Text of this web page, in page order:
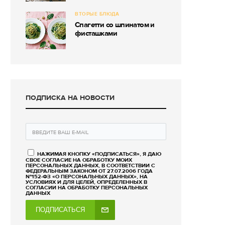
ВТОРЫЕ БЛЮДА
Спагетти со шпинатом и
фисташками
ПОДПИСКА НА НОВОСТИ
НАЖИМАЯ КНОПКУ «ПОДПИСАТЬСЯ», Я ДАЮ
СВОЕ СОГЛАСИЕ НА ОБРАБОТКУ МОИХ
ПЕРСОНАЛЬНЫХ ДАННЫХ, В СООТВЕТСТВИИ С
ФЕДЕРАЛЬНЫМ ЗАКОНОМ ОТ 27.07.2006 ГОДА
№152-ФЗ «О ПЕРСОНАЛЬНЫХ ДАННЫХ», НА
УСЛОВИЯХ И ДЛЯ ЦЕЛЕЙ, ОПРЕДЕЛЕННЫХ В
СОГЛАСИИ НА ОБРАБОТКУ ПЕРСОНАЛЬНЫХ
ДАННЫХ
ПОДПИСАТЬСЯ